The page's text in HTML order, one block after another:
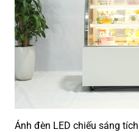
Ánh đèn LED chiếu sáng